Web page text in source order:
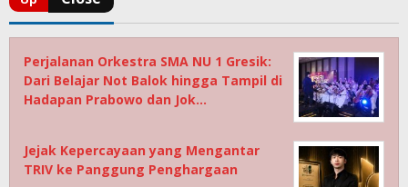
Perjalanan Orkestra SMA NU 1 Gresik:
Dari Belajar Not Balok hingga Tampil di
Hadapan Prabowo dan Jok…
Jejak Kepercayaan yang Mengantar
TRIV ke Panggung Penghargaan